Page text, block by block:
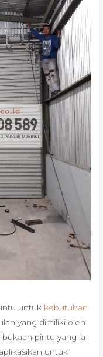
untuk kebutuhan
yang dimiliki oleh
pintu yang ia
untuk